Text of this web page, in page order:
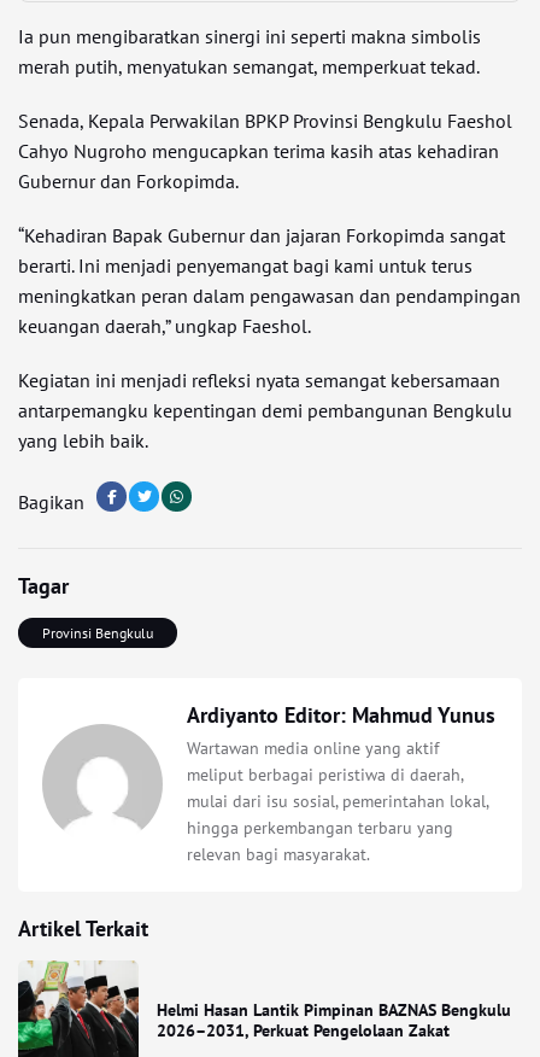
Ia pun mengibaratkan sinergi ini seperti makna simbolis
merah putih, menyatukan semangat, memperkuat tekad.
Senada, Kepala Perwakilan BPKP Provinsi Bengkulu Faeshol
Cahyo Nugroho mengucapkan terima kasih atas kehadiran
Gubernur dan Forkopimda.
“Kehadiran Bapak Gubernur dan jajaran Forkopimda sangat
berarti. Ini menjadi penyemangat bagi kami untuk terus
meningkatkan peran dalam pengawasan dan pendampingan
keuangan daerah,” ungkap Faeshol.
Kegiatan ini menjadi refleksi nyata semangat kebersamaan
antarpemangku kepentingan demi pembangunan Bengkulu
yang lebih baik.
Bagikan
Tagar
Provinsi Bengkulu
Ardiyanto Editor: Mahmud Yunus
Wartawan media online yang aktif
meliput berbagai peristiwa di daerah,
mulai dari isu sosial, pemerintahan lokal,
hingga perkembangan terbaru yang
relevan bagi masyarakat.
Artikel Terkait
Helmi Hasan Lantik Pimpinan BAZNAS Bengkulu
2026–2031, Perkuat Pengelolaan Zakat